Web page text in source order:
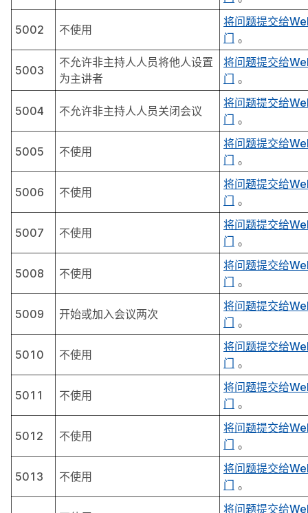
5002 不使用
将问题提交给
门 。
5003
不允许非主持人人员将他人设置
为主讲者
将问题提交给
门 。
5004 不允许非主持人人员关闭会议
将问题提交给
门 。
5005 不使用
将问题提交给
门 。
5006 不使用
将问题提交给
门 。
5007 不使用
将问题提交给
门 。
5008 不使用
将问题提交给
门 。
5009 开始或加入会议两次
将问题提交给
门 。
5010 不使用
将问题提交给
门 。
5011 不使用
将问题提交给
门 。
5012 不使用
将问题提交给
门 。
5013 不使用
将问题提交给
门 。
将问题提交给